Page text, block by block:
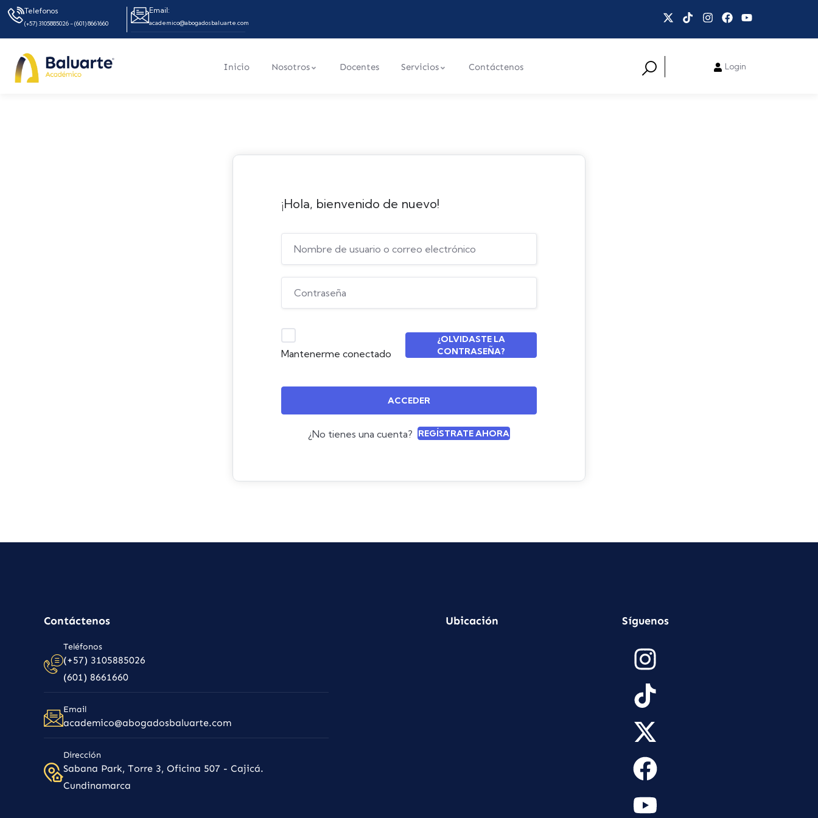
Telefonos
(+57) 3105885026 - (601) 8661660
Email:
academico@abogadosbaluarte.com
Inicio Nosotros Docentes Servicios Contáctenos Login
¡Hola, bienvenido de nuevo!
Mantenerme conectado
¿OLVIDASTE LA
CONTRASEÑA?
ACCEDER
¿No tienes una cuenta? REGÍSTRATE AHORA
Contáctenos
Teléfonos
(+57) 3105885026
(601) 8661660
Email
academico@abogadosbaluarte.com
Dirección
Sabana Park, Torre 3, Oficina 507 - Cajicá.
Cundinamarca
Ubicación Síguenos